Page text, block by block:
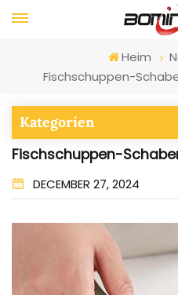
Heim
Fischschuppen-
Kategorien
Fischschuppen-
DECEMBER 27, 2024